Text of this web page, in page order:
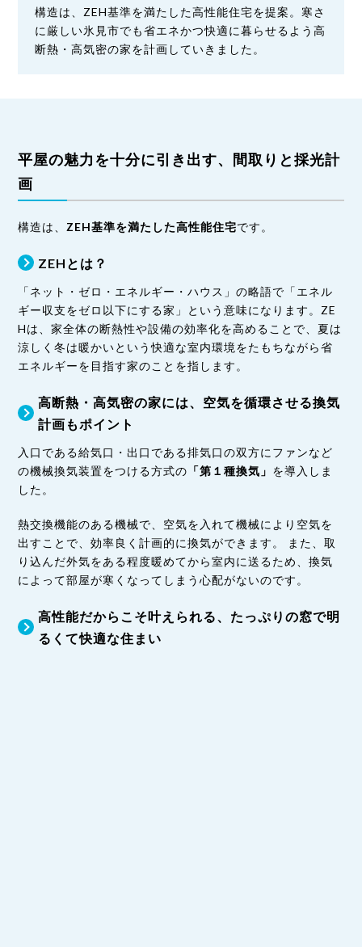
構造は、ZEH基準を満たした高性能住宅を提案。寒さ
に厳しい氷見市でも省エネかつ快適に暮らせるよう高
断熱・高気密の家を計画していきました。
平屋の魅力を十分に引き出す、間取りと採光計
画
構造は、 ZEH基準を満たした高性能住宅です。
ZEHとは？
「ネット・ゼロ・エネルギー・ハウス」の略語で「エネル
ギー収支をゼロ以下にする家」という意味になります。ZE
Hは、家全体の断熱性や設備の効率化を高めることで、夏は
涼しく冬は暖かいという快適な室内環境をたもちながら省
エネルギーを目指す家のことを指します。
高断熱・高気密の家には、空気を循環させる換気
計画もポイント
入口である給気口・出口である排気口の双方にファンなど
の機械換気装置をつける方式の 「第１種換気」 を導入しま
した。
熱交換機能のある機械で、空気を入れて機械により空気を
出すことで、効率良く計画的に換気ができます。 また、取
り込んだ外気をある程度暖めてから室内に送るため、換気
によって部屋が寒くなってしまう心配がないのです。
高性能だからこそ叶えられる、たっぷりの窓で明
るくて快適な住まい